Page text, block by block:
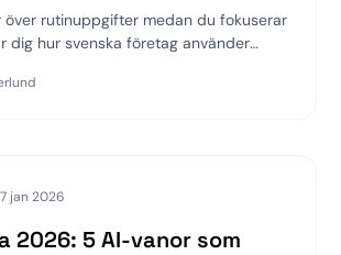
rutinuppgifter medan du fokuserar
dig hur svenska företag använder
7 jan 2026
2026: 5 AI-vanor som